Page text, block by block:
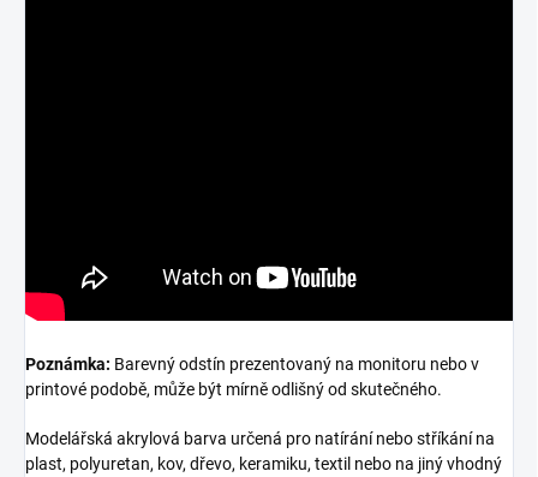
Poznámka: Barevný odstín prezentovaný na monitoru nebo v
printové podobě, může být mírně odlišný od skutečného.
Modelářská akrylová barva určená pro natírání nebo stříkání na
plast, polyuretan, kov, dřevo, keramiku, textil nebo na jiný vhodný